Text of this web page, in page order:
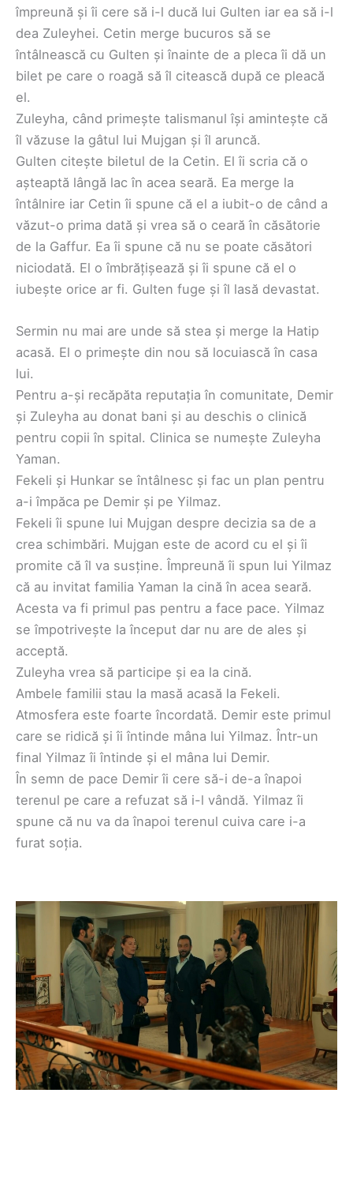
împreună și îi cere să i-l ducă lui Gulten iar ea să i-l
dea Zuleyhei. Cetin merge bucuros să se
întâlnească cu Gulten și înainte de a pleca îi dă un
bilet pe care o roagă să îl citească după ce pleacă
el.
Zuleyha, când primește talismanul își amintește că
îl văzuse la gâtul lui Mujgan și îl aruncă.
Gulten citește biletul de la Cetin. El îi scria că o
așteaptă lângă lac în acea seară. Ea merge la
întâlnire iar Cetin îi spune că el a iubit-o de când a
văzut-o prima dată și vrea să o ceară în căsătorie
de la Gaffur. Ea îi spune că nu se poate căsători
niciodată. El o îmbrățișează și îi spune că el o
iubește orice ar fi. Gulten fuge și îl lasă devastat.
Sermin nu mai are unde să stea și merge la Hatip
acasă. El o primește din nou să locuiască în casa
lui.
Pentru a-și recăpăta reputația în comunitate, Demir
și Zuleyha au donat bani și au deschis o clinică
pentru copii în spital. Clinica se numește Zuleyha
Yaman.
Fekeli și Hunkar se întâlnesc și fac un plan pentru
a-i împăca pe Demir și pe Yilmaz.
Fekeli îi spune lui Mujgan despre decizia sa de a
crea schimbări. Mujgan este de acord cu el și îi
promite că îl va susține. Împreună îi spun lui Yilmaz
că au invitat familia Yaman la cină în acea seară.
Acesta va fi primul pas pentru a face pace. Yilmaz
se împotrivește la început dar nu are de ales și
acceptă.
Zuleyha vrea să participe și ea la cină.
Ambele familii stau la masă acasă la Fekeli.
Atmosfera este foarte încordată. Demir este primul
care se ridică și îi întinde mâna lui Yilmaz. Într-un
final Yilmaz îi întinde și el mâna lui Demir.
În semn de pace Demir îi cere să-i de-a înapoi
terenul pe care a refuzat să i-l vândă. Yilmaz îi
spune că nu va da înapoi terenul cuiva care i-a
furat soția.